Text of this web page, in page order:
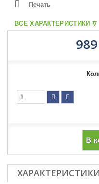
Печать
ВСЕ ХАРАКТЕРИСТИКИ ᐁ
В
ХАРАКТЕРИСТИКИ